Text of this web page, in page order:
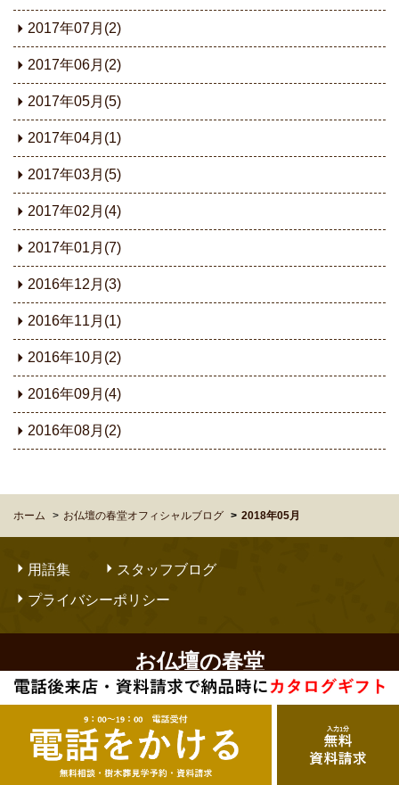
2017年07月(2)
2017年06月(2)
2017年05月(5)
2017年04月(1)
2017年03月(5)
2017年02月(4)
2017年01月(7)
2016年12月(3)
2016年11月(1)
2016年10月(2)
2016年09月(4)
2016年08月(2)
ホーム お仏壇の春堂オフィシャルブログ 2018年05月
用語集
スタッフブログ
プライバシーポリシー
お仏壇の春堂
Copyright © OBUTSUDANNO SHUNDO. All Rights Reserved.